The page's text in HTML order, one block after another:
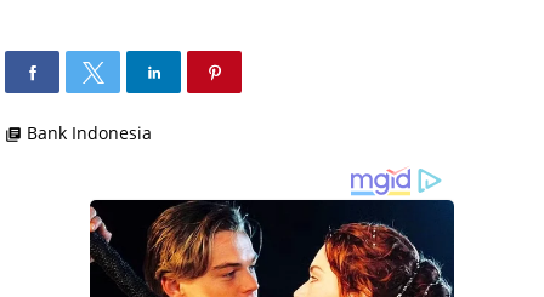
library_books Bank Indonesia